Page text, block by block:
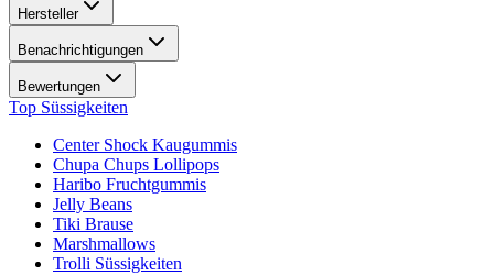
Hersteller
Benachrichtigungen
Bewertungen
Top Süssigkeiten
Center Shock Kaugummis
Chupa Chups Lollipops
Haribo Fruchtgummis
Jelly Beans
Tiki Brause
Marshmallows
Trolli Süssigkeiten